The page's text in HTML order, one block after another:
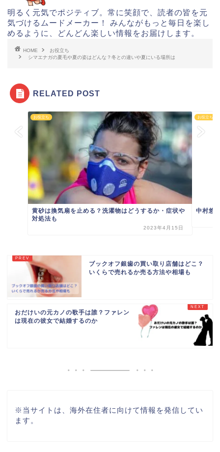
明るく元気でポジティブ。常に笑顔で、読者の皆を元
気づけるムードメーカー！ みんながもっと毎日を楽し
めるように、どんどん楽しい情報をお届けします。
HOME
お役立ち
シマエナガの夏毛や夏の姿はどんな？冬との違いや夏にいる場所は
RELATED POST
お役立ち
黄砂は換気扇を止める？洗濯物はどうするか・症状や
対処法も
2023年4月15日
お役立ち
中村悠
ブックオフ銀歯の買い取り店舗はどこ？
いくらで売れるか売る方法や相場も
おだけいの元カノの歌手は誰？ファレン
は現在の彼女で結婚するのか
※ 当サイトは、海外在住者に向けて情報を発信してい
ます。